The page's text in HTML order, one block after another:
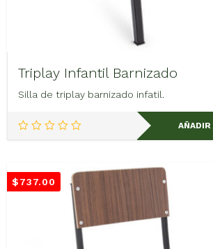
Triplay Infantil Barnizado
Silla de triplay barnizado infatil.
$737.00